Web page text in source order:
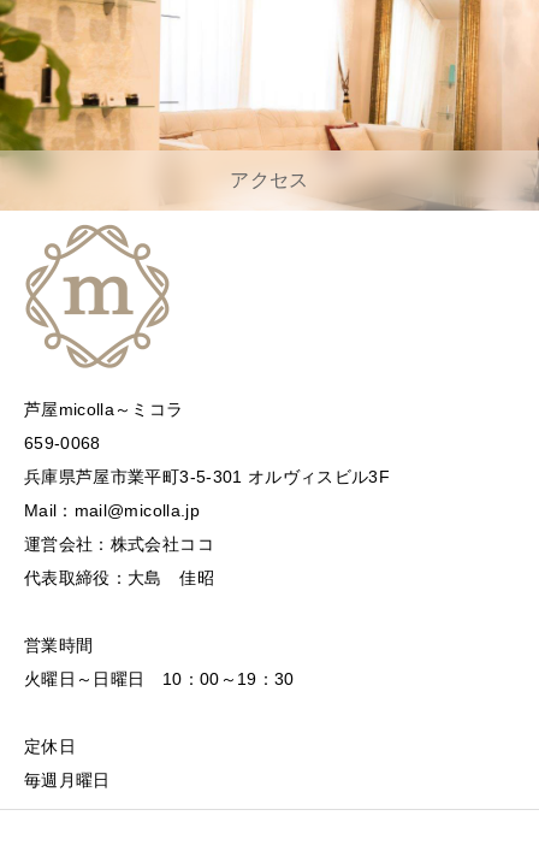
アクセス
芦屋micolla～ミコラ
659-0068
兵庫県芦屋市業平町3-5-301 オルヴィスビル3F
Mail：mail@micolla.jp
運営会社：株式会社ココ
代表取締役：大島 佳昭
営業時間
火曜日～日曜日 10：00～19：30
定休日
毎週月曜日